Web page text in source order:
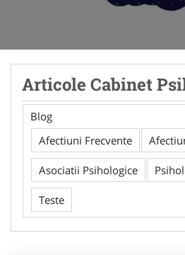
Articole Cabinet
Blog
Afectiuni Frecvente
Asociatii Psihologice
Teste